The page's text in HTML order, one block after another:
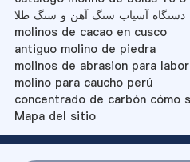
دستگاه آسیاب سنگ آهن و سنگ طلا
molinos de cacao en cusco
antiguo molino de piedra
molinos de abrasion para
molino para caucho perú
concentrado de carbón cómo
Mapa del sitio